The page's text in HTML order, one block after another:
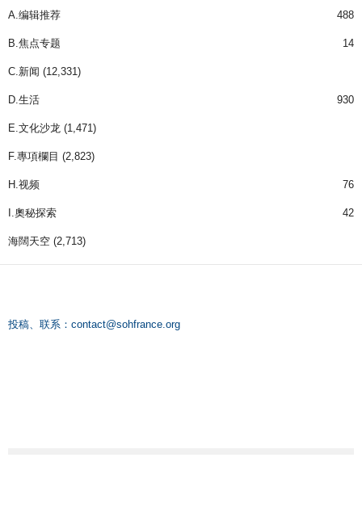
A.编辑推荐 488
B.焦点专题 14
C.新闻 (12,331)
D.生活 930
E.文化沙龙 (1,471)
F.專項欄目 (2,823)
H.视频 76
I.奧秘探索 42
海闊天空 (2,713)
投稿、联系： contact@sohfrance.org